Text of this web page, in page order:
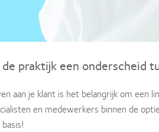
de praktijk een onderscheid
aan je klant is het belangrijk om een
en medewerkers binnen de